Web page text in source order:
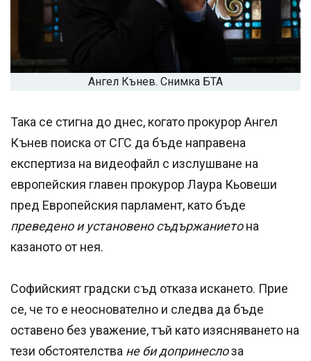
Ангел Кънев. Снимка БТА
Така се стигна до днес, когато прокурор Ангел
Кънев поиска от СГС да бъде направена
експертиза на видеофайл с изслушване на
европейския главен прокурор Лаура Кьовеши
пред Европейския парламент, като бъде
преведено и установено съдържаниетона
казаното от нея.
Софийският градски съд отказа искането. Прие
се, че то е неоснователно и следва да бъде
оставено без уважение, тъй като изясняването на
тези обстоятелства не би допринеслоза